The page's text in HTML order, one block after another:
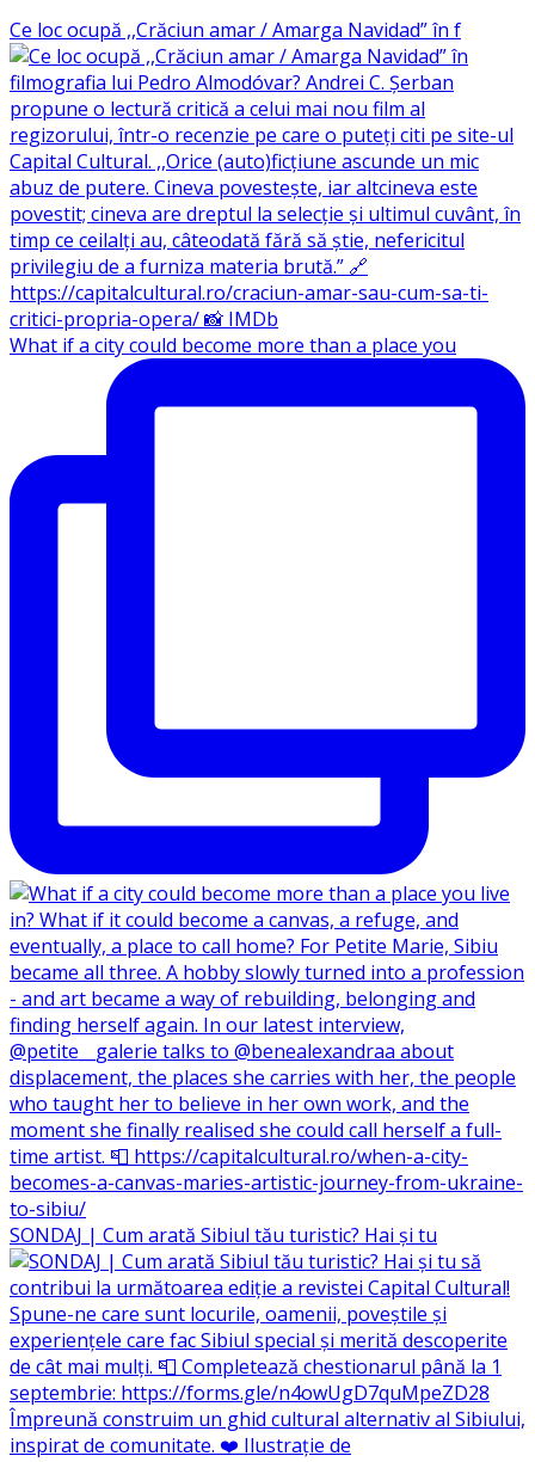
Ce loc ocupă ,,Crăciun amar / Amarga Navidad” în f
What if a city could become more than a place you
SONDAJ | Cum arată Sibiul tău turistic? Hai și tu